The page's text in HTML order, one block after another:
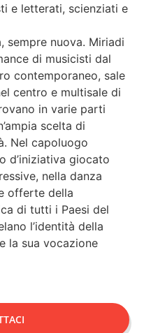
e letterati, scienziati e
sempre nuova. Miriadi
di musicisti dal
contemporaneo, sale
centro e multisale di
in varie parti
scelta di
Nel capoluogo
d’iniziativa giocato
nella danza
offerte della
di tutti i Paesi del
l’identità della
la sua vocazione